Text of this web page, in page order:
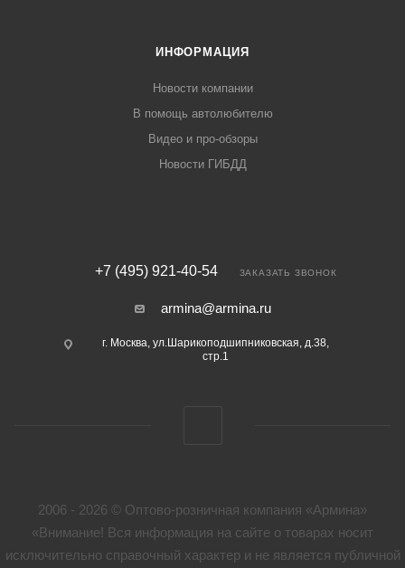
ИНФОРМАЦИЯ
Новости компании
В помощь автолюбителю
Видео и про-обзоры
Новости ГИБДД
+7 (495) 921-40-54 ЗАКАЗАТЬ ЗВОНОК
armina@armina.ru
г. Москва, ул.Шарикоподшипниковская, д.38,
стр.1
2006 - 2026 © Оптово-розничная компания «Армина»
«Внимание! Вся информация на сайте о товарах носит
исключительно справочный характер и не является публичной